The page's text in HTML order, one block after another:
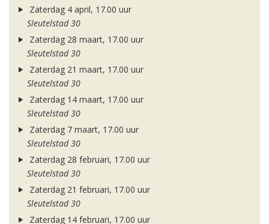
Zaterdag 4 april, 17.00 uur
Sleutelstad 30
Zaterdag 28 maart, 17.00 uur
Sleutelstad 30
Zaterdag 21 maart, 17.00 uur
Sleutelstad 30
Zaterdag 14 maart, 17.00 uur
Sleutelstad 30
Zaterdag 7 maart, 17.00 uur
Sleutelstad 30
Zaterdag 28 februari, 17.00 uur
Sleutelstad 30
Zaterdag 21 februari, 17.00 uur
Sleutelstad 30
Zaterdag 14 februari, 17.00 uur